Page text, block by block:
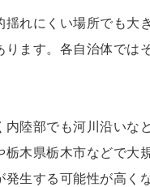
れにくい場所でも
ます。各自治体では
内陸部でも河川沿い
木県栃木市などで
生する可能性が高く